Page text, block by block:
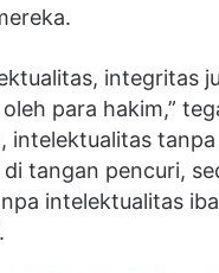
integritas
para hakim,”
intelektualitas
tangan pencuri,
intelektualitas